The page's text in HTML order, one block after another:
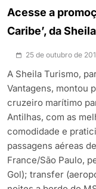
Acesse a
Caribe’, da
25 de outubro de
A Sheila Turismo,
Vantagens, montou
cruzeiro marítimo
Antilhas, com as
comodidade e
passagens aéreas
France/São Paulo,
Gol); transfer